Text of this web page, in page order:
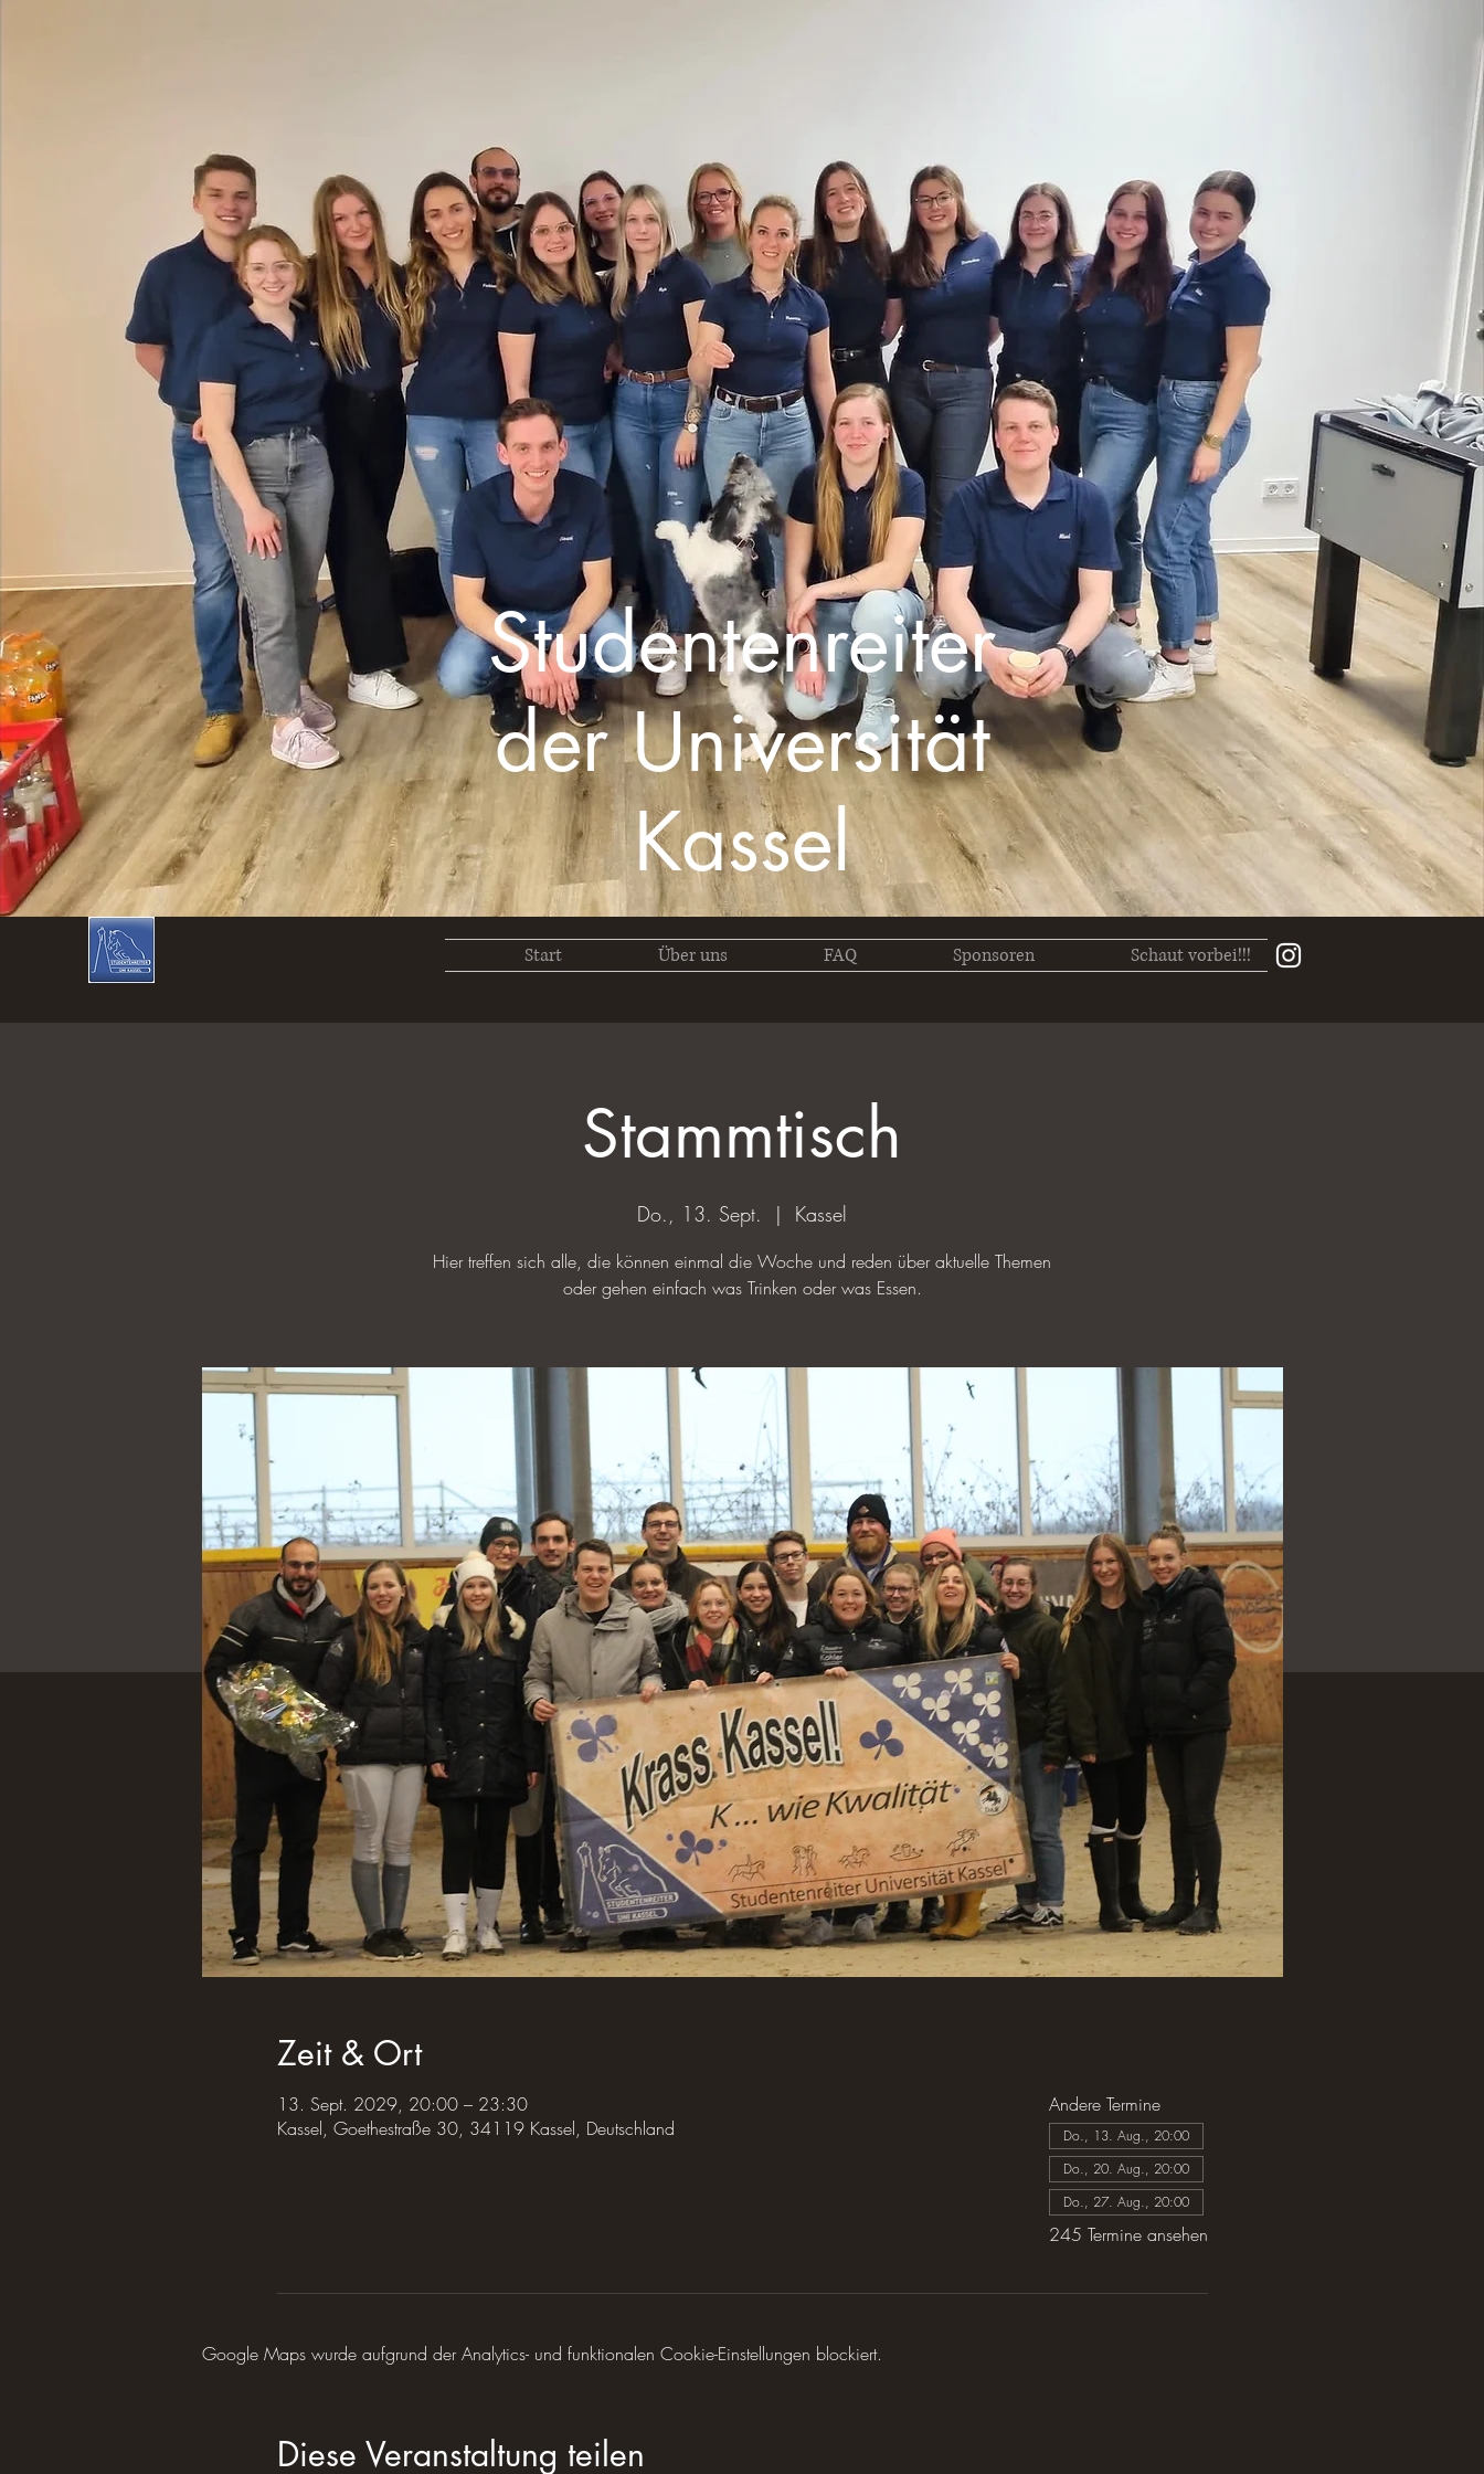
Studentenreiter
der Universität
Kassel
Start Über uns FAQ Sponsoren Schaut vorbei!!!
Stammtisch
Do., 13. Sept.
  |
Kassel
Hier treffen sich alle, die können einmal die Woche und reden über aktuelle Themen
oder gehen einfach was Trinken oder was Essen.
Zeit & Ort
13. Sept. 2029, 20:00 – 23:30
Kassel, Goethestraße 30, 34119 Kassel, Deutschland
Andere Termine
Do., 13. Aug., 20:00
Do., 20. Aug., 20:00
Do., 27. Aug., 20:00
245 Termine ansehen
Google Maps wurde aufgrund der Analytics- und funktionalen Cookie-Einstellungen blockiert.
Diese Veranstaltung teilen